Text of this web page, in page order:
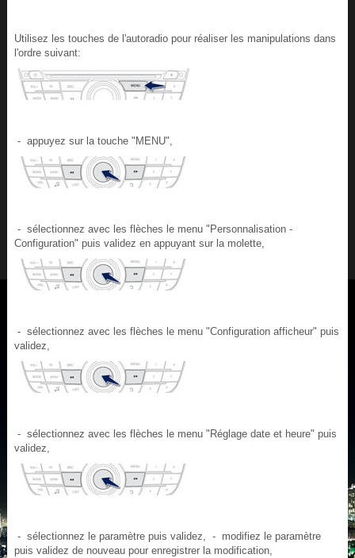
Utilisez les touches de l'autoradio pour réaliser les manipulations dans
l'ordre suivant:
- appuyez sur la touche "MENU",
- sélectionnez avec les flèches le menu "Personnalisation -
Configuration" puis validez en appuyant sur la molette,
- sélectionnez avec les flèches le menu "Configuration afficheur" puis
validez,
- sélectionnez avec les flèches le menu "Réglage date et heure" puis
validez,
- sélectionnez le paramètre puis validez, - modifiez le paramètre
puis validez de nouveau pour enregistrer la modification,